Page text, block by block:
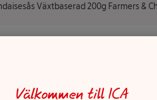
Växtbaserad 200g Farmers &
Välkommen till ICA